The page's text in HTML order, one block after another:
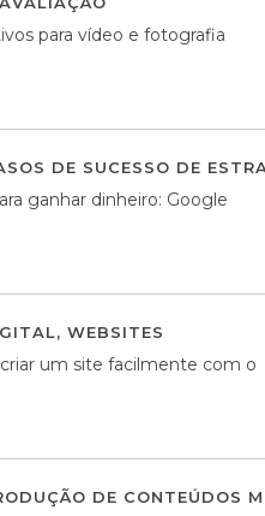
para vídeo e fotografia
DE SUCESSO DE
ganhar dinheiro: Google
, WEBSITES
um site facilmente com o
DE CONTEÚDOS